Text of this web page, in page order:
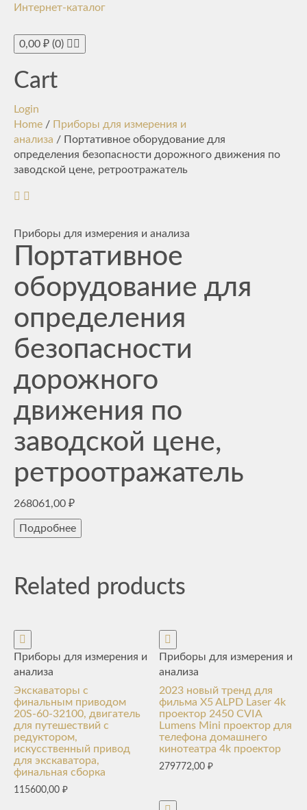
Интернет-каталог
0,00 ₽ (0)
Cart
Login
Home / Приборы для измерения и
анализа / Портативное оборудование для
определения безопасности дорожного движения по
заводской цене, ретроотражатель
Приборы для измерения и анализа
Портативное
оборудование для
определения
безопасности
дорожного
движения по
заводской цене,
ретроотражатель
268061,00 ₽
Подробнее
Related products
Приборы для измерения и
анализа
Экскаваторы с
финальным приводом
20S-60-32100, двигатель
для путешествий с
редуктором,
искусственный привод
для экскаватора,
финальная сборка
115600,00 ₽
Приборы для измерения и
анализа
2023 новый тренд для
фильма X5 ALPD Laser 4k
проектор 2450 CVIA
Lumens Mini проектор для
телефона домашнего
кинотеатра 4k проектор
279772,00₽